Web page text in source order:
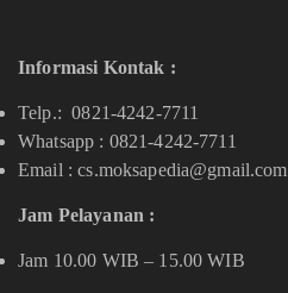
Informasi Kontak :
Telp.: 0821-4242-7711
Whatsapp : 0821-4242-7711
Email : cs.moksapedia@gmail.com
Jam Pelayanan :
Jam 10.00 WIB – 15.00 WIB